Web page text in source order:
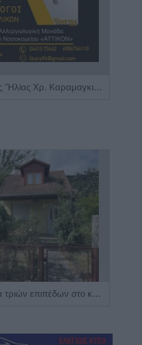
Ειδικός Αλλεργιολόγος "Ηλίας Χρ. Καραμαγκιόλας"
Πωλείται μονοκατοικία τριών επιπέδων στο καταπράσινο Πευκόφυτο Καρδίτσας